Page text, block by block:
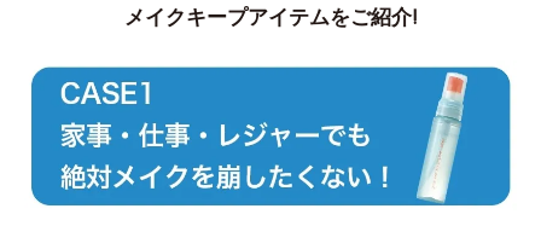
メイクキープアイテムをご紹介!